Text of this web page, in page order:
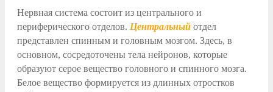
Нервная система состоит из центрального и
периферического отделов. Центральный отдел
представлен спинным и головным мозгом. Здесь, в
основном, сосредоточены тела нейронов, которые
образуют серое вещество головного и спинного мозга.
Белое вещество формируется из длинных отростков